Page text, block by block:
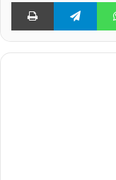
واتساب تيلقرام